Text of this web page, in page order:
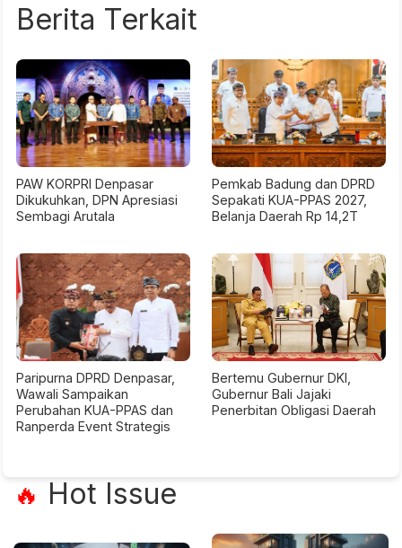
Berita Terkait
PAW KORPRI Denpasar
Dikukuhkan, DPN Apresiasi
Sembagi Arutala
Pemkab Badung dan DPRD
Sepakati KUA-PPAS 2027,
Belanja Daerah Rp 14,2T
Paripurna DPRD Denpasar,
Wawali Sampaikan
Perubahan KUA-PPAS dan
Ranperda Event Strategis
Bertemu Gubernur DKI,
Gubernur Bali Jajaki
Penerbitan Obligasi Daerah
🔥 Hot Issue